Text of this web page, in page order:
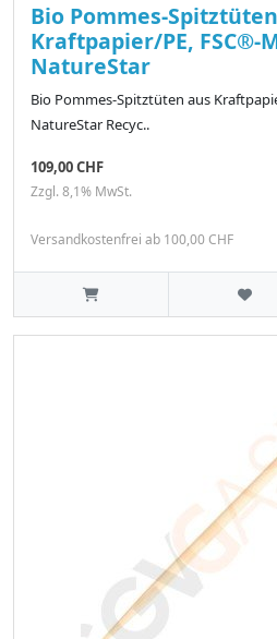
Bio Pommes-
Kraftpapier/PE, FSC®-
NatureStar
Bio Pommes-Spitztüten aus
NatureStar Recyc..
109,00 CHF
Zzgl. 8,1% MwSt.
Versandkostenfrei ab 100,00 CHF